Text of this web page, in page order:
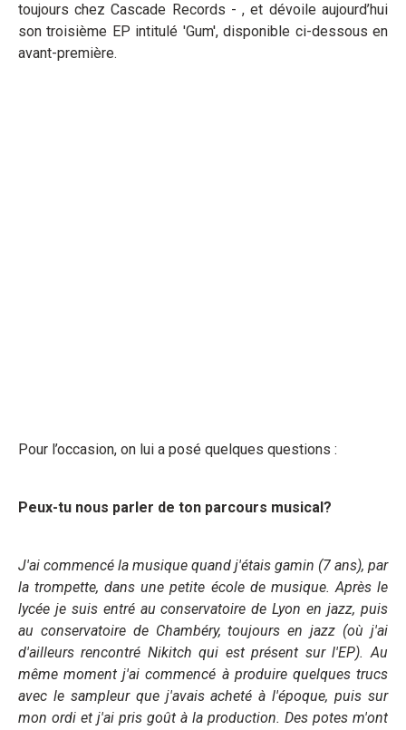
toujours chez Cascade Records - , et dévoile aujourd’hui
son troisième EP intitulé 'Gum', disponible ci-dessous en
avant-première.
Pour l’occasion, on lui a posé quelques questions :
Peux-tu nous parler de ton parcours musical?
J'ai commencé la musique quand j'étais gamin (7 ans), par
la trompette, dans une petite école de musique. Après le
lycée je suis entré au conservatoire de Lyon en jazz, puis
au conservatoire de Chambéry, toujours en jazz (où j'ai
d'ailleurs rencontré Nikitch qui est présent sur l'EP). Au
même moment j'ai commencé à produire quelques trucs
avec le sampleur que j'avais acheté à l'époque, puis sur
mon ordi et j'ai pris goût à la production. Des potes m'ont